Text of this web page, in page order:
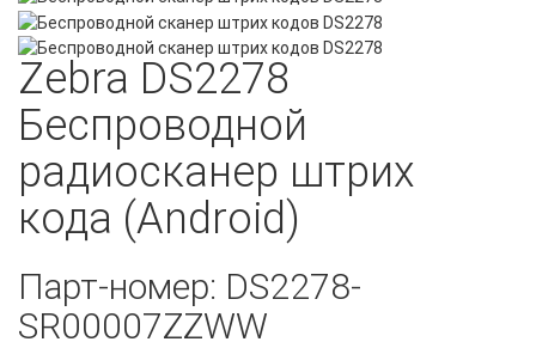
Zebra DS2278
Беспроводной
радиосканер штрих
кода (Android)
Парт-номер: DS2278-
SR00007ZZWW